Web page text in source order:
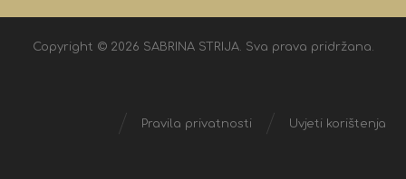
Copyright © 2026 SABRINA STRIJA. Sva prava pridržana.
Uvjeti korištenja
Pravila privatnosti